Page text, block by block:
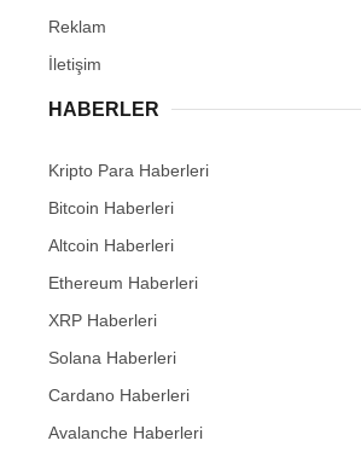
Reklam
İletişim
HABERLER
Kripto Para Haberleri
Bitcoin Haberleri
Altcoin Haberleri
Ethereum Haberleri
XRP Haberleri
Solana Haberleri
Cardano Haberleri
Avalanche Haberleri